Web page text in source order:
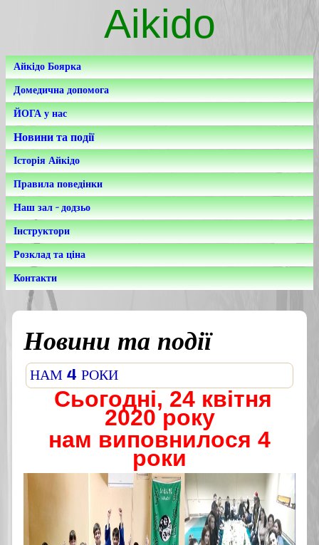
Aikido
Айкідо Боярка
Домедична допомога
ЙОГА у нас
Новини та події
Історія Айкідо
Правила поведінки
Наш зал - додзьо
Інструктори
Розклад та ціна
Контакти
Новини та події
НАМ 4 РОКИ
Сьогодні, 24 квітня
2020 року
нам виповнилося 4
роки